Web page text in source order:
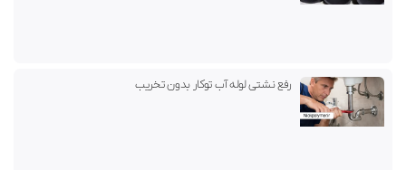
رفع نشتی لوله آب توکار بدون تخریب